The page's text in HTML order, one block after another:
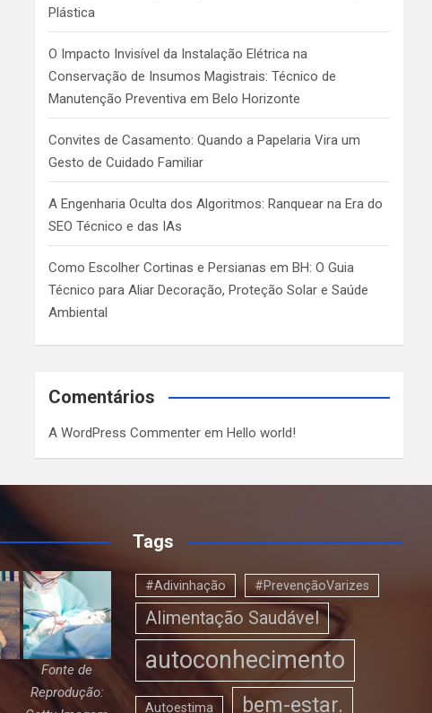
Plástica
O Impacto Invisível da Instalação Elétrica na
Conservação de Insumos Magistrais: Técnico de
Manutenção Preventiva em Belo Horizonte
Convites de Casamento: Quando a Papelaria Vira um
Gesto de Cuidado Familiar
A Engenharia Oculta dos Algoritmos: Ranquear na Era do
SEO Técnico e das IAs
Como Escolher Cortinas e Persianas em BH: O Guia
Técnico para Aliar Decoração, Proteção Solar e Saúde
Ambiental
Comentários
A WordPress Commenter emHello world!
Fonte de
Reprodução:
Tags
#Adivinhação #PrevençãoVarizes
Alimentação Saudável
autoconhecimento
Autoestima bem-estar.